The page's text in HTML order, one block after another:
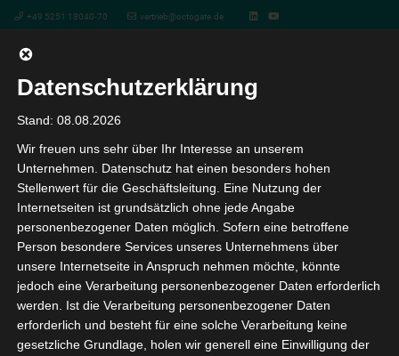
+49 5251 18040-70 vertrieb@octogate.de
Glücksspiel App Deutschland
vor 6 Monaten
Glücksspiel App Deutschland
Große gewinne mit progressiven
jackpot-spielen
Datenschutzerklärung
Stand: 08.08.2026
Wir freuen uns sehr über Ihr Interesse an unserem
Unternehmen. Datenschutz hat einen besonders hohen
Stellenwert für die Geschäftsleitung. Eine Nutzung der
Internetseiten ist grundsätzlich ohne jede Angabe
personenbezogener Daten möglich. Sofern eine betroffene
Person besondere Services unseres Unternehmens über
unsere Internetseite in Anspruch nehmen möchte, könnte
jedoch eine Verarbeitung personenbezogener Daten erforderlich
werden. Ist die Verarbeitung personenbezogener Daten
erforderlich und besteht für eine solche Verarbeitung keine
gesetzliche Grundlage, holen wir generell eine Einwilligung der